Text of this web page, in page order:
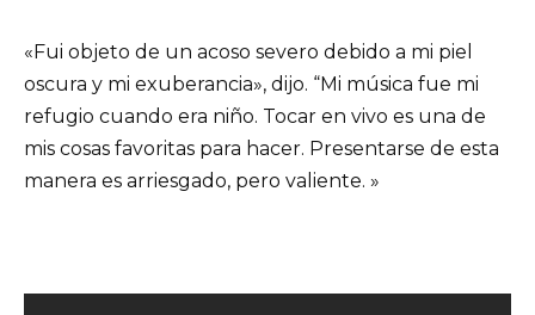
«Fui objeto de un acoso severo debido a mi piel
oscura y mi exuberancia», dijo. “Mi música fue mi
refugio cuando era niño. Tocar en vivo es una de
mis cosas favoritas para hacer. Presentarse de esta
manera es arriesgado, pero valiente. »